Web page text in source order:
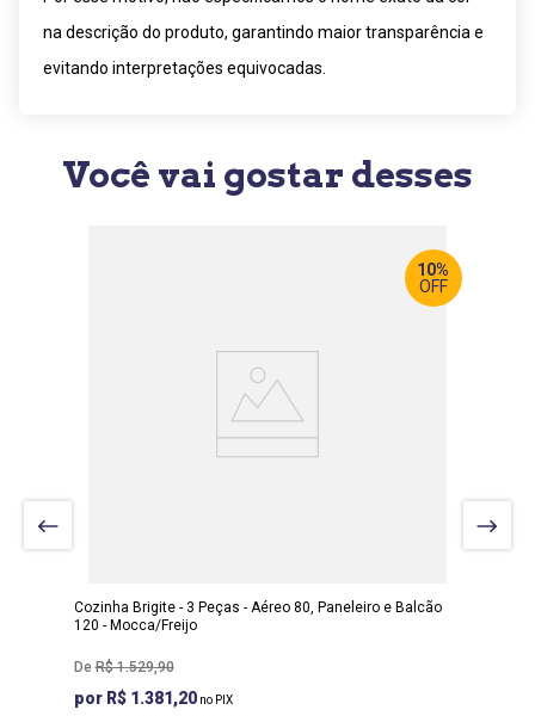
na descrição do produto, garantindo maior transparência e
evitando interpretações equivocadas.
Você vai gostar desses
Cozinha Brigite - 3 Peças - Aéreo 80, Paneleiro e Balcão
120 - Mocca/Freijo
R$ 1.529,90
R$ 1.381,20
10%
OFF